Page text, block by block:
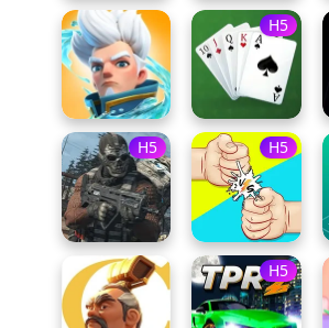
H5
H5 H5
H5